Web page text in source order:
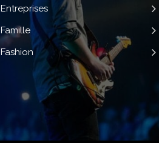
Entreprises
Famille
Fashion